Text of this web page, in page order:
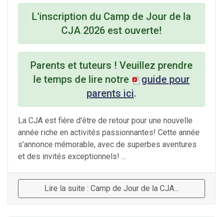
L'inscription du Camp de Jour de la
CJA 2026 est ouverte!
Parents et tuteurs ! Veuillez prendre
le temps de lire notre
guide pour
parents ici.
La CJA est fière d'être de retour pour une nouvelle
année riche en activités passionnantes! Cette année
s'annonce mémorable, avec de superbes aventures
et des invités exceptionnels! ...
Lire la suite : Camp de Jour de la CJA...